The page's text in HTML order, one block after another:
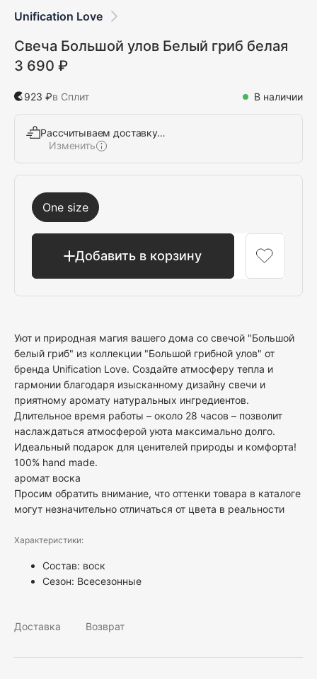
Unification Love
Свеча Большой улов Белый гриб белая
3 690 ₽
923 ₽в Сплит В наличии
Рассчитываем доставку…
Изменить
Добавить в корзину
One size
Уют и природная магия вашего дома со свечой "Большой
белый гриб" из коллекции "Большой грибной улов" от
бренда Unification Love. Создайте атмосферу тепла и
гармонии благодаря изысканному дизайну свечи и
приятному аромату натуральных ингредиентов.
Длительное время работы – около 28 часов – позволит
наслаждаться атмосферой уюта максимально долго.
Идеальный подарок для ценителей природы и комфорта!
100% hand made.
аромат воска
Просим обратить внимание, что оттенки товара в каталоге
могут незначительно отличаться от цвета в реальности
Характеристики:
Состав: воск
Сезон: Всесезонные
Доставка Возврат